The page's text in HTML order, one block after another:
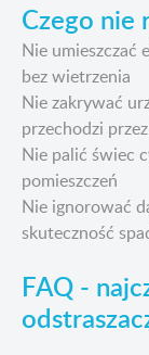
Czego nie
Nie umieszczać
bez wietrzenia
Nie zakrywać
przechodzi
Nie palić świec
pomieszczeń
Nie ignorować
skuteczność
FAQ -